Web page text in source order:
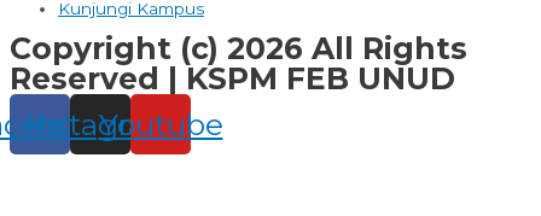
Kunjungi Kampus
Copyright (c) 2026 All Rights
Reserved | KSPM FEB UNUD
Instagram
Youtube